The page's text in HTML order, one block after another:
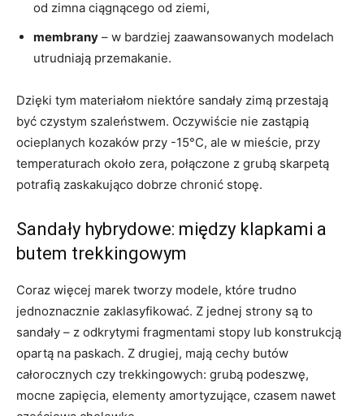
od zimna ciągnącego od ziemi,
membrany – w bardziej zaawansowanych modelach
utrudniają przemakanie.
Dzięki tym materiałom niektóre sandały zimą przestają
być czystym szaleństwem. Oczywiście nie zastąpią
ocieplanych kozaków przy -15°C, ale w mieście, przy
temperaturach około zera, połączone z grubą skarpetą
potrafią zaskakująco dobrze chronić stopę.
Sandały hybrydowe: między klapkami a
butem trekkingowym
Coraz więcej marek tworzy modele, które trudno
jednoznacznie zaklasyfikować. Z jednej strony są to
sandały – z odkrytymi fragmentami stopy lub konstrukcją
opartą na paskach. Z drugiej, mają cechy butów
całorocznych czy trekkingowych: grubą podeszwę,
mocne zapięcia, elementy amortyzujące, czasem nawet